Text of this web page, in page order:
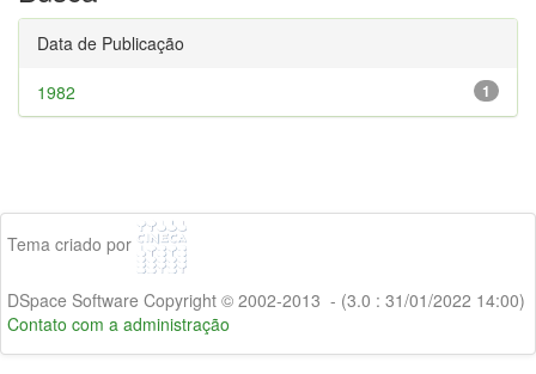
Data de Publicação
1
1982
Tema criado por
DSpace Software Copyright © 2002-2013 - (3.0 : 31/01/2022 14:00)
Contato com a administração